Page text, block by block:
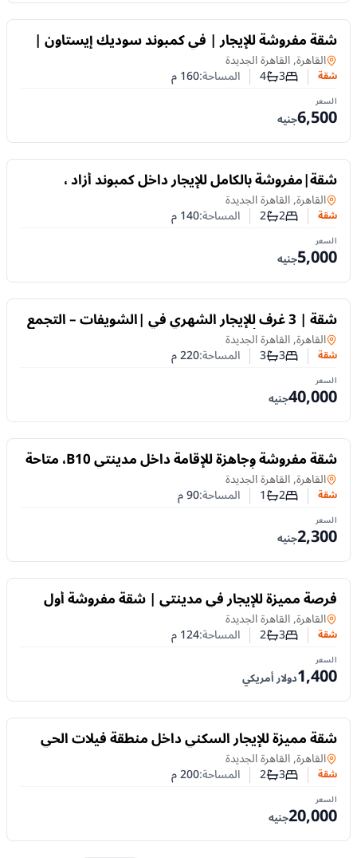
للايجار
شقة مفروشة للإيجار | في كمبوند سوديك إيستاون |
غرفتان ماستر وغرفة ناني
شقةفي
القاهرة, القاهرة الجديدة
شقة عدد غرف النوم
3عدد الحمامات
4 المساحة:160م
السعر
6,500جنيه
للايجار
شقة|مفروشة بالكامل للإيجار داخل كمبوند أزاد ،
بتقسيم عملي وتجهيزات متكاملة
شقةفي
القاهرة, القاهرة الجديدة
شقة عدد غرف النوم
2عدد الحمامات
2 المساحة:140م
السعر
5,000جنيه
للايجار شقة | 3 غرف للإيجار الشهري في |الشويفات – التجمع
الخامس |من أرقى مناطق القاهرة الجديدة
شقةفي
القاهرة, القاهرة الجديدة
شقة عدد غرف النوم
3عدد الحمامات
3 المساحة:220م
السعر
40,000جنيه
للايجار شقة مفروشة وجاهزة للإقامة داخل مدينتي B10، متاحة
للإيجار اليومي أو الشهري
شقةفي
القاهرة, القاهرة الجديدة
شقة عدد غرف النوم
2عدد الحمامات
1 المساحة:90م
السعر
2,300جنيه
للايجار
فرصة مميزة للإيجار في مدينتي | شقة مفروشة أول
استخدام بتقنية المنزل الذكي
شقةفي
القاهرة, القاهرة الجديدة
شقة عدد غرف النوم
3عدد الحمامات
2 المساحة:124م
السعر
1,400دولار أمريكي
للايجار
شقة مميزة للإيجار السكني داخل منطقة فيلات الحي
الثالث بالتجمع الخامس | 3 غرف
شقةفي
القاهرة, القاهرة الجديدة
شقة عدد غرف النوم
3عدد الحمامات
2 المساحة:200م
السعر
20,000جنيه